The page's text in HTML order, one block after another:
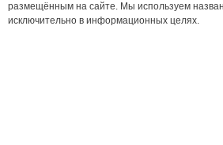
размещённым на сайте. Мы используем
исключительно в информационных целях.